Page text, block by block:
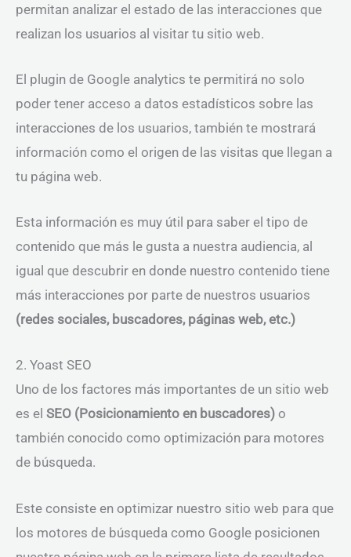
permitan analizar el estado de las interacciones que
realizan los usuarios al visitar tu sitio web.
El plugin de Google analytics te permitirá no solo
poder tener acceso a datos estadísticos sobre las
interacciones de los usuarios, también te mostrará
información como el origen de las visitas que llegan a
tu página web.
Esta información es muy útil para saber el tipo de
contenido que más le gusta a nuestra audiencia, al
igual que descubrir en donde nuestro contenido tiene
más interacciones por parte de nuestros usuarios
(redes sociales, buscadores, páginas web, etc.)
2. Yoast SEO
Uno de los factores más importantes de un sitio web
es el SEO (Posicionamiento en buscadores) o
también conocido como optimización para motores
de búsqueda.
Este consiste en optimizar nuestro sitio web para que
los motores de búsqueda como Google posicionen